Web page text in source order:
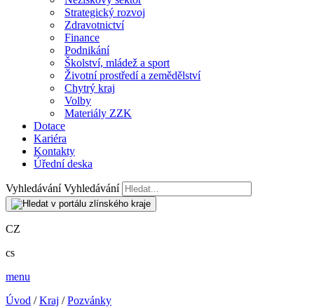
Strategický rozvoj
Zdravotnictví
Finance
Podnikání
Školství, mládež a sport
Životní prostředí a zemědělství
Chytrý kraj
Volby
Materiály ZZK
Dotace
Kariéra
Kontakty
Úřední deska
Vyhledávání Vyhledávání
CZ
cs
menu
Úvod /Kraj /Pozvánky